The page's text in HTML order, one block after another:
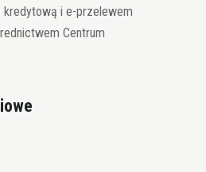
kredytową i e-przelewem
Centrum